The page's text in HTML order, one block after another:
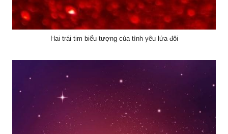
Hai trái tim biểu tượng của tình yêu lứa đôi